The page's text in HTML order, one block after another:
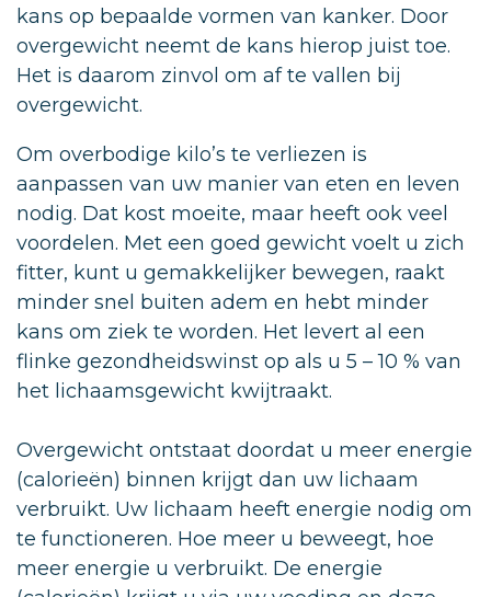
kans op bepaalde vormen van kanker. Door
overgewicht neemt de kans hierop juist toe.
Het is daarom zinvol om af te vallen bij
overgewicht.
Om overbodige kilo’s te verliezen is
aanpassen van uw manier van eten en leven
nodig. Dat kost moeite, maar heeft ook veel
voordelen. Met een goed gewicht voelt u zich
fitter, kunt u gemakkelijker bewegen, raakt
minder snel buiten adem en hebt minder
kans om ziek te worden. Het levert al een
flinke gezondheidswinst op als u 5 – 10 % van
het lichaamsgewicht kwijtraakt.
Overgewicht ontstaat doordat u meer energie
(calorieën) binnen krijgt dan uw lichaam
verbruikt. Uw lichaam heeft energie nodig om
te functioneren. Hoe meer u beweegt, hoe
meer energie u verbruikt. De energie